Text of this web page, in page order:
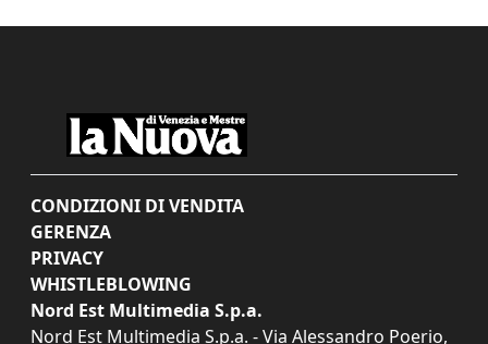
CONDIZIONI DI VENDITA
GERENZA
PRIVACY
WHISTLEBLOWING
Nord Est Multimedia S.p.a.
Nord Est Multimedia S.p.a. - Via Alessandro Poerio,